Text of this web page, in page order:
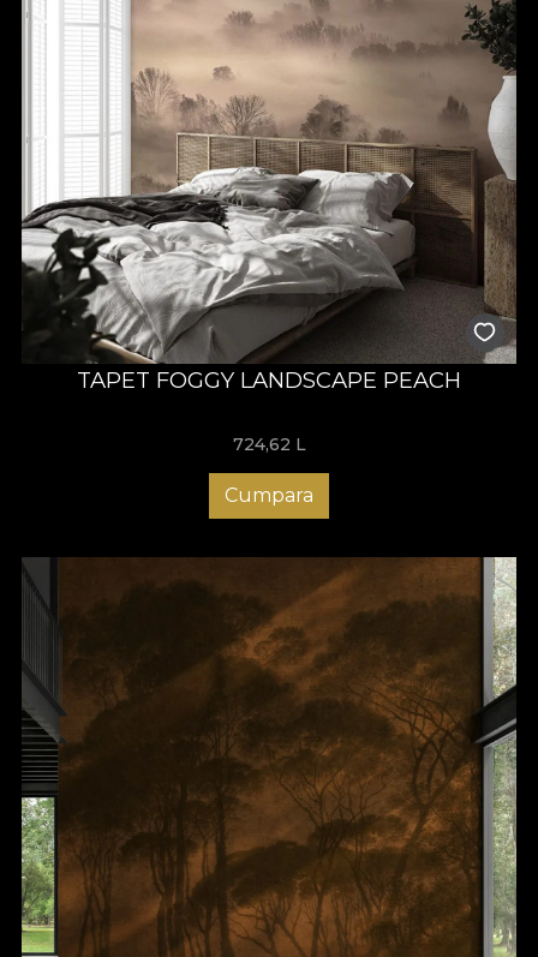
TAPET FOGGY LANDSCAPE PEACH
724,62 L
Cumpara